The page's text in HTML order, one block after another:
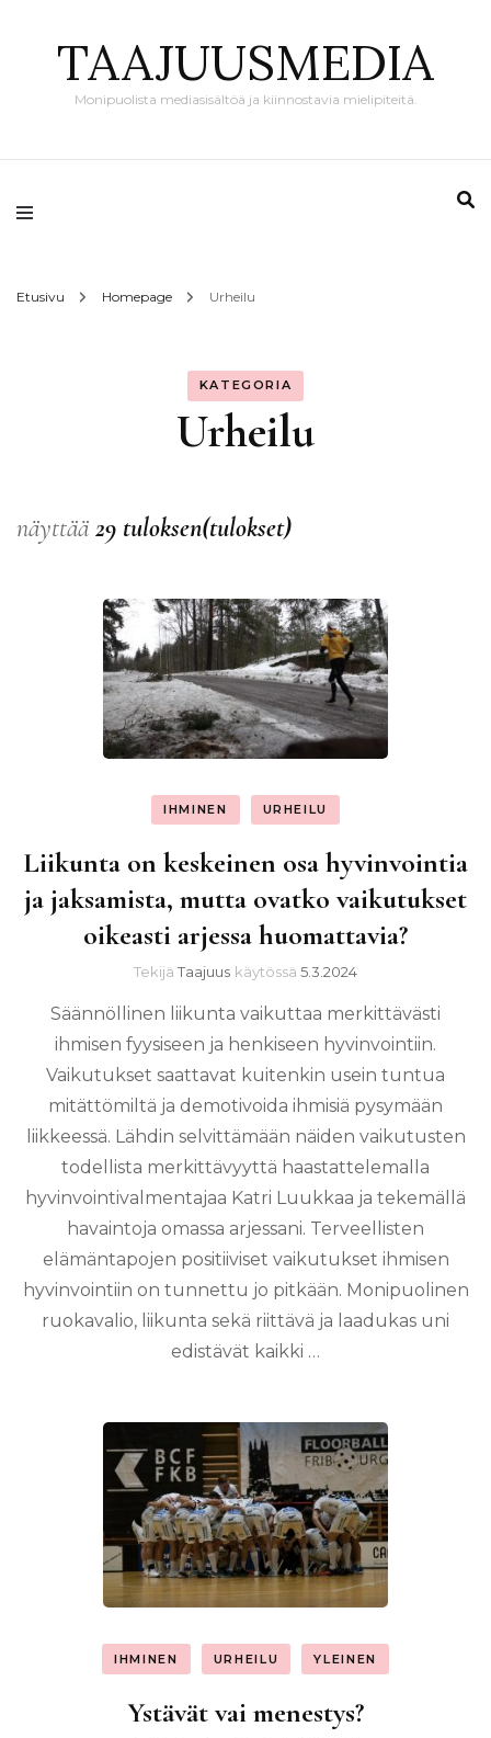
TAAJUUSMEDIA
Monipuolista mediasisältöä ja kiinnostavia mielipiteitä.
Etusivu Homepage Urheilu
KATEGORIA
Urheilu
näyttää 29 tuloksen(tulokset)
IHMINEN URHEILU
Liikunta on keskeinen osa hyvinvointia
ja jaksamista, mutta ovatko vaikutukset
oikeasti arjessa huomattavia?
Tekijä Taajuus käytössä 5.3.2024
Säännöllinen liikunta vaikuttaa merkittävästi
ihmisen fyysiseen ja henkiseen hyvinvointiin.
Vaikutukset saattavat kuitenkin usein tuntua
mitättömiltä ja demotivoida ihmisiä pysymään
liikkeessä. Lähdin selvittämään näiden vaikutusten
todellista merkittävyyttä haastattelemalla
hyvinvointivalmentajaa Katri Luukkaa ja tekemällä
havaintoja omassa arjessani. Terveellisten
elämäntapojen positiiviset vaikutukset ihmisen
hyvinvointiin on tunnettu jo pitkään. Monipuolinen
ruokavalio, liikunta sekä riittävä ja laadukas uni
edistävät kaikki …
IHMINEN URHEILU YLEINEN
Ystävät vai menestys?